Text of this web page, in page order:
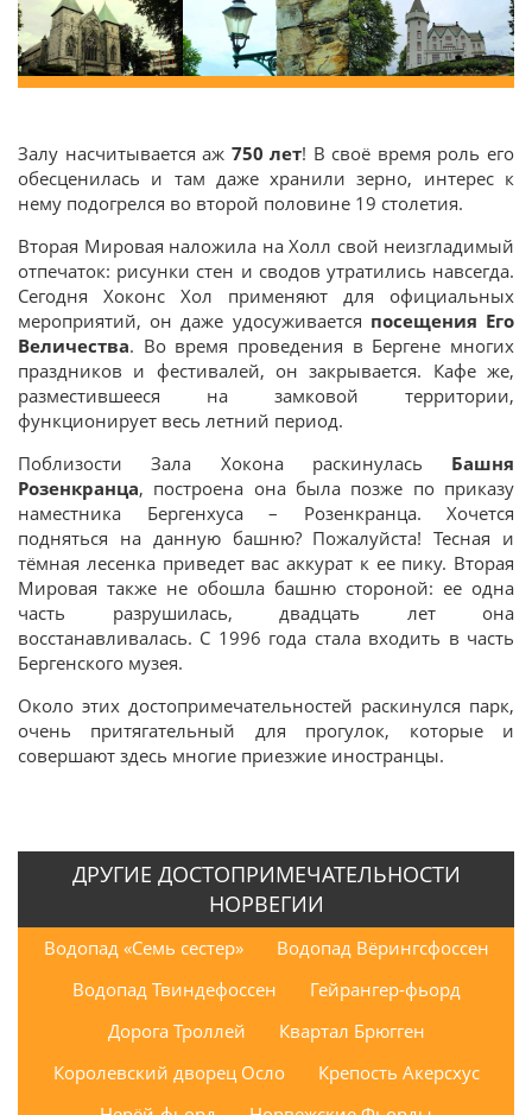
Залу насчитывается аж 750 лет! В своё время роль его
обесценилась и там даже хранили зерно, интерес к
нему подогрелся во второй половине 19 столетия.
Вторая Мировая наложила на Холл свой неизгладимый
отпечаток: рисунки стен и сводов утратились навсегда.
Сегодня Хоконс Хол применяют для официальных
мероприятий, он даже удосуживается посещения Его
Величества. Во время проведения в Бергене многих
праздников и фестивалей, он закрывается. Кафе же,
разместившееся на замковой территории,
функционирует весь летний период.
Поблизости Зала Хокона раскинулась Башня
Розенкранца, построена она была позже по приказу
наместника Бергенхуса – Розенкранца. Хочется
подняться на данную башню? Пожалуйста! Тесная и
тёмная лесенка приведет вас аккурат к ее пику. Вторая
Мировая также не обошла башню стороной: ее одна
часть разрушилась, двадцать лет она
восстанавливалась. С 1996 года стала входить в часть
Бергенского музея.
Около этих достопримечательностей раскинулся парк,
очень притягательный для прогулок, которые и
совершают здесь многие приезжие иностранцы.
ДРУГИЕ ДОСТОПРИМЕЧАТЕЛЬНОСТИ
НОРВЕГИИ
Водопад «Семь сестер»
Водопад Вёрингсфоссен
Водопад Твиндефоссен
Гейрангер-фьорд
Дорога Троллей
Квартал Брюгген
Королевский дворец Осло
Крепость Акерсхус